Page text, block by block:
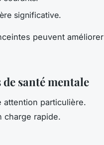
significative.
peuvent améliorer
santé mentale
attention particulière.
charge rapide.